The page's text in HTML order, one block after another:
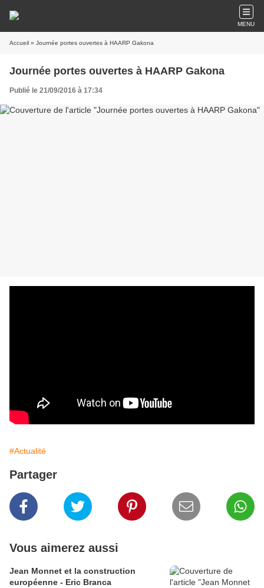
MENU
Accueil » Journée portes ouvertes à HAARP Gakona
Journée portes ouvertes à HAARP Gakona
Publié le 21/09/2016 à 17:34
#Actualité
Partager
Vous aimerez aussi
Jean Monnet et la construction
européenne - Eric Branca